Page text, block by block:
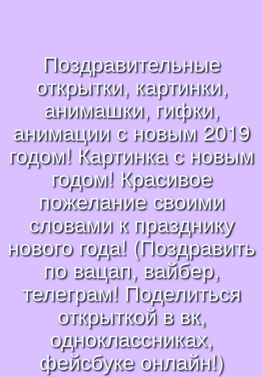
Поздравительные
открытки, картинки,
анимашки, гифки,
анимации с новым 2019
годом! Картинка с новым
годом! Красивое
пожелание своими
словами к празднику
нового года! (Поздравить
по вацап, вайбер,
телеграм! Поделиться
открыткой в вк,
одноклассниках,
фейсбуке онлайн!)